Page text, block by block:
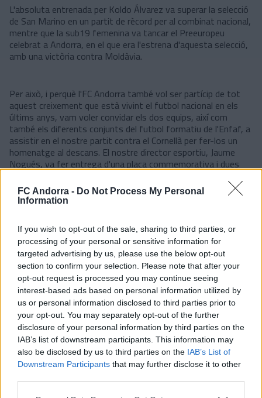
FC Andorra - Do Not Process My Personal
Information
If you wish to opt-out of the sale, sharing to third parties, or
processing of your personal or sensitive information for
targeted advertising by us, please use the below opt-out
section to confirm your selection. Please note that after your
opt-out request is processed you may continue seeing
interest-based ads based on personal information utilized by
us or personal information disclosed to third parties prior to
your opt-out. You may separately opt-out of the further
disclosure of your personal information by third parties on the
IAB’s list of downstream participants. This information may
also be disclosed by us to third parties on the IAB’s List of
Downstream Participants that may further disclose it to other
L'absoluta entrenada per Koldo Álvarez va superar la selecció
de San Marino en un partit de rècord per al combinat nacional,
mentre que la sub19 femenina va tancar el Preeuropeu
celebrat a Andorra, en el que era l'estrena d'aquesta selecció,
amb una victòria contra Moldàvia.
Per això, i perquè l'FC Andorra també vol ser partícip de tot
aquest creixement que està vivint el futbol nacional en els
últims anys, vam voler convidar els dos equips, així com
també els diferents conjunts del futbol formatiu de l'Enfaf, a
assistir en el nostre partit contra el Cornellà per fer-los un
homenatge al descans. El nostre director esportiu, Jaume
Nogués, va fer entrega d'una placa commemorativa i dues
samarretes signades per a tota la plantilla als dos
entrenadors –Koldo Álvarez (absoluta) i Jose Martín (sub19
femenina)–, mentre que la FAF també ens va obsequiar amb
Des d'aquestes línies, també volem transmetre el nostre
reconeixement als jugadors i jugadores, entrenadors, directius
i tota la gent que està posant el seu granet de sorra per fer
créixer el futbol al nostre país.
#SomTricolors
Notícies relacionades
Trobada informal amb els mitjans de
comunicació